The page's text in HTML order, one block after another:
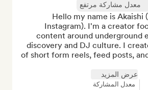
معدل مشاركة مرتفع
Hello my name is Akaishi
Instagram). I'm a creator
content around underground
discovery and DJ culture. I
of short form reels, feed posts,
عرض المزيد
معدل المشاركة